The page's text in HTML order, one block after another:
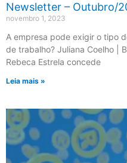
Newsletter – Outubro/
novembro 1, 2023
A empresa pode exigir o tipo
de trabalho? Juliana Coelho |
Rebeca Estrela concede
Leia mais »